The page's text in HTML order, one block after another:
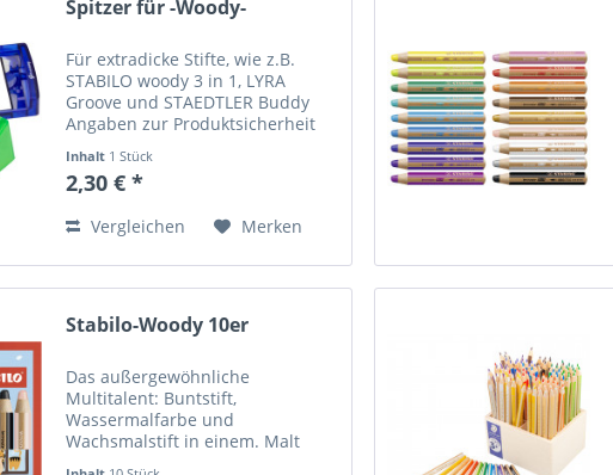
Spitzer für -Woody-
Für extradicke Stifte, wie z.B.
STABILO woody 3 in 1, LYRA
Groove und STAEDTLER Buddy
Angaben zur Produktsicherheit
Mustermann GmbH Straße:
Musterstraße 12 Ort: Musterstadt
456789...
Inhalt 1 Stück
2,30 € *
Vergleichen Merken
Stabilo-Woody 10er
Das außergewöhnliche
Multitalent: Buntstift,
Wassermalfarbe und
Wachsmalstift in einem. Malt